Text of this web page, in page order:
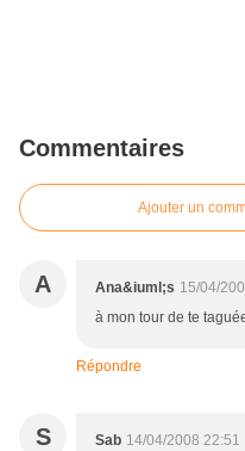
Commentaires
Ajouter un
A Ana&iuml;s 15/04/
à mon tour de te
Répondre
S Sab 14/04/2008 22:51